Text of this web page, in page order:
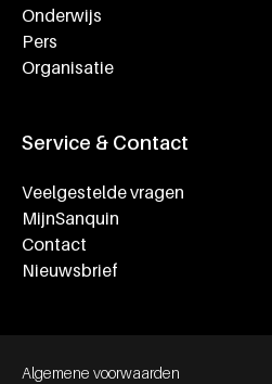
Onderwijs
Pers
Organisatie
Service & Contact
Veelgestelde vragen
MijnSanquin
Contact
Nieuwsbrief
Footer bottom navigation
Algemene voorwaarden